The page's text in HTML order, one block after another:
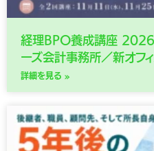
経理BPO養成講座 2026
ーズ会計事務所／新オ
詳細を見る »